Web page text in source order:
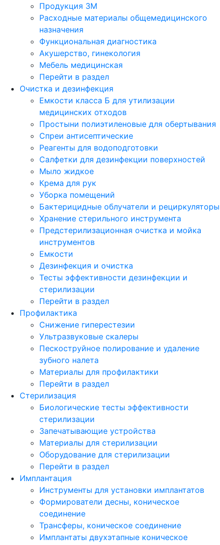
Продукция 3М
Расходные материалы общемедицинского
назначения
Функциональная диагностика
Акушерство, гинекология
Мебель медицинская
Перейти в раздел
Очистка и дезинфекция
Емкости класса Б для утилизации
медицинских отходов
Простыни полиэтиленовые для обертывания
Спреи антисептические
Реагенты для водоподготовки
Салфетки для дезинфекции поверхностей
Мыло жидкое
Крема для рук
Уборка помещений
Бактерицидные облучатели и рециркуляторы
Хранение стерильного инструмента
Предстерилизационная очистка и мойка
инструментов
Емкости
Дезинфекция и очистка
Тесты эффективности дезинфекции и
стерилизации
Перейти в раздел
Профилактика
Снижение гиперестезии
Ультразвуковые скалеры
Пескоструйное полирование и удаление
зубного налета
Материалы для профилактики
Перейти в раздел
Стерилизация
Биологические тесты эффективности
стерилизации
Запечатывающие устройства
Материалы для стерилизации
Оборудование для стерилизации
Перейти в раздел
Имплантация
Инструменты для установки имплантатов
Формирователи десны, коническое
соединение
Трансферы, коническое соединение
Имплантаты двухэтапные коническое